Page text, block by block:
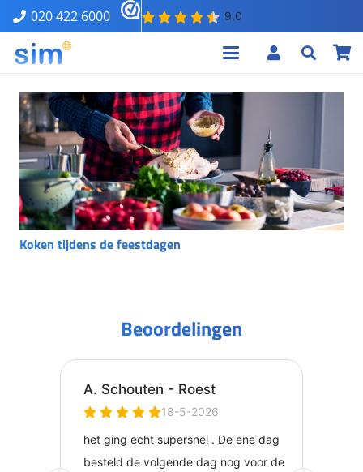
020 422 6000
Koken tijdens de feestdagen
Beoordelingen